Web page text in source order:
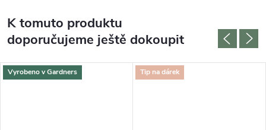
K tomuto produktu
doporučujeme ještě dokoupit
Vyrobeno v Gardners Tip na dárek